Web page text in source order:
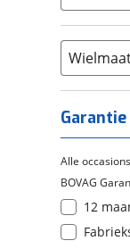
Flyer (
Overig
21+
Staal (
Tica
Alle
BOVAG
12